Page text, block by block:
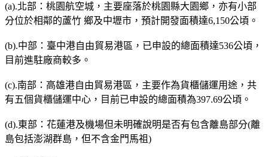
(a).北部：桃園航空城，主要座落於桃園縣大園鄉，亦有小部
分位於相鄰的蘆竹 鄉及中壢市，預計開發面積達6,150公頃。
(b).中部：臺中港自由貿易港區，已申設的總面積達536公頃，
目前進駐廠商較多。
(c).南部：高雄港自由貿易港區，主要作為貨櫃儲運用途，共
有五個貨櫃儲運中心，目前已申設的總面積為397.69公頃。
(d).東部：花蓮港及機場但未明確說明是否有包含離島部分(離
島包括澎湖群島，但不含金門馬祖)